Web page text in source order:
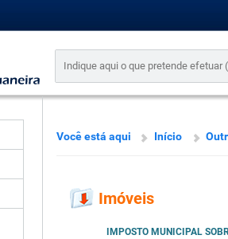
Você está aqui Início
Imóveis
IMPOSTO MUNICIPAL